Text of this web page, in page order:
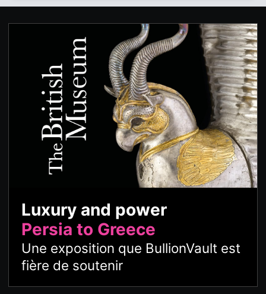
Luxury and power
Persia to Greece
Une exposition que BullionVault est
fière de soutenir